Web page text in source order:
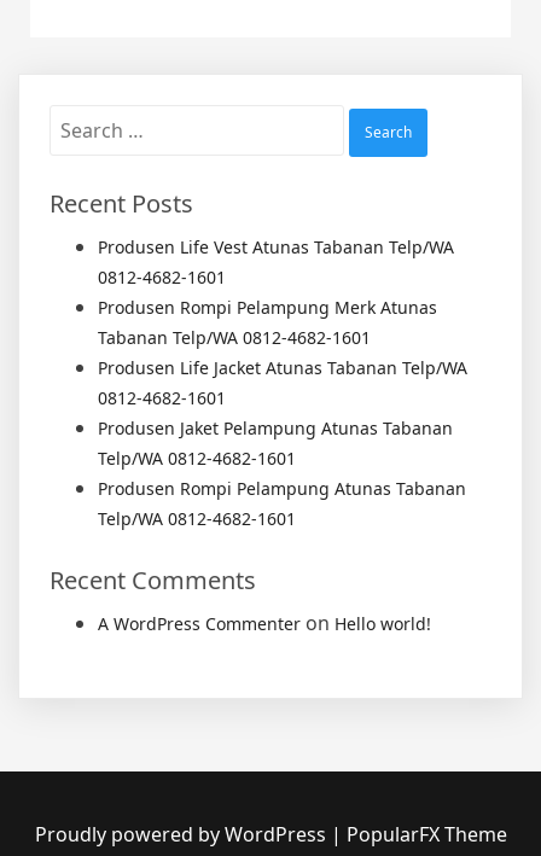
Search
Recent Posts
Produsen Life Vest Atunas Tabanan Telp/WA
0812-4682-1601
Produsen Rompi Pelampung Merk Atunas
Tabanan Telp/WA 0812-4682-1601
Produsen Life Jacket Atunas Tabanan Telp/WA
0812-4682-1601
Produsen Jaket Pelampung Atunas Tabanan
Telp/WA 0812-4682-1601
Produsen Rompi Pelampung Atunas Tabanan
Telp/WA 0812-4682-1601
Recent Comments
A WordPress Commenter on Hello world!
Proudly powered by WordPress | PopularFX Theme